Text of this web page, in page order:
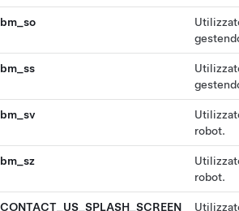
bm_so
bm_ss
bm_sv
robot.
bm_sz
robot.
CONTACT_US_SPLASH_SCREEN